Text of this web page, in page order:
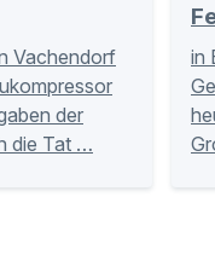
Vachendorf
der
die Tat …
in